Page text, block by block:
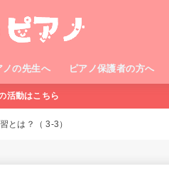
ノの先生へ ピアノ保護者の方へ
活動はこちら
とは？（ 3-3）